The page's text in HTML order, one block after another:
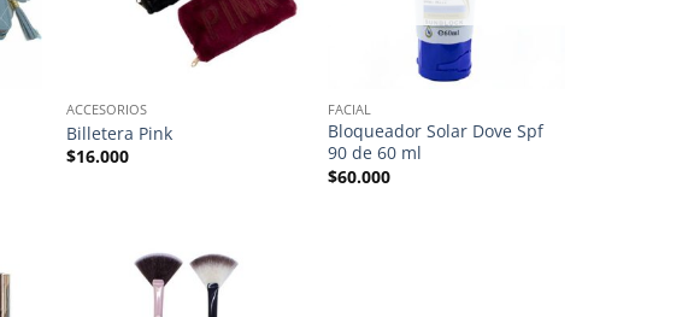
ACCESORIOS
Billetera Pink
$16.000
FACIAL
Bloqueador Solar Dove Spf
90 de 60 ml
$60.000